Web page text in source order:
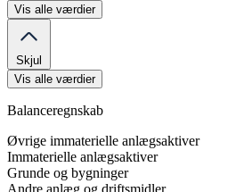
Vis alle værdier
Skjul
Vis alle værdier
Balanceregnskab
Øvrige immaterielle anlægsaktiver
Immaterielle anlægsaktiver
Grunde og bygninger
Andre anlæg og driftsmidler